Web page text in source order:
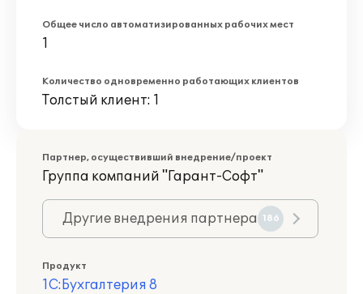
Общее число автоматизированных рабочих мест
1
Количество одновременно работающих клиентов
Толстый клиент: 1
Партнер, осуществивший внедрение/проект
Группа компаний "Гарант-Софт"
Другие внедрения партнера 186
Продукт
1С:Бухгалтерия 8